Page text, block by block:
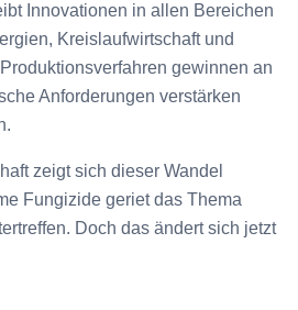
Innovationen in allen Bereichen
Kreislaufwirtschaft und
gewinnen an
Anforderungen verstärken
zeigt sich dieser Wandel
Fungizide geriet das Thema
Doch das ändert sich jetzt